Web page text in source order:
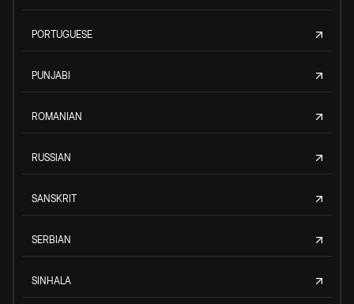
PORTUGUESE
PUNJABI
ROMANIAN
RUSSIAN
SANSKRIT
SERBIAN
SINHALA